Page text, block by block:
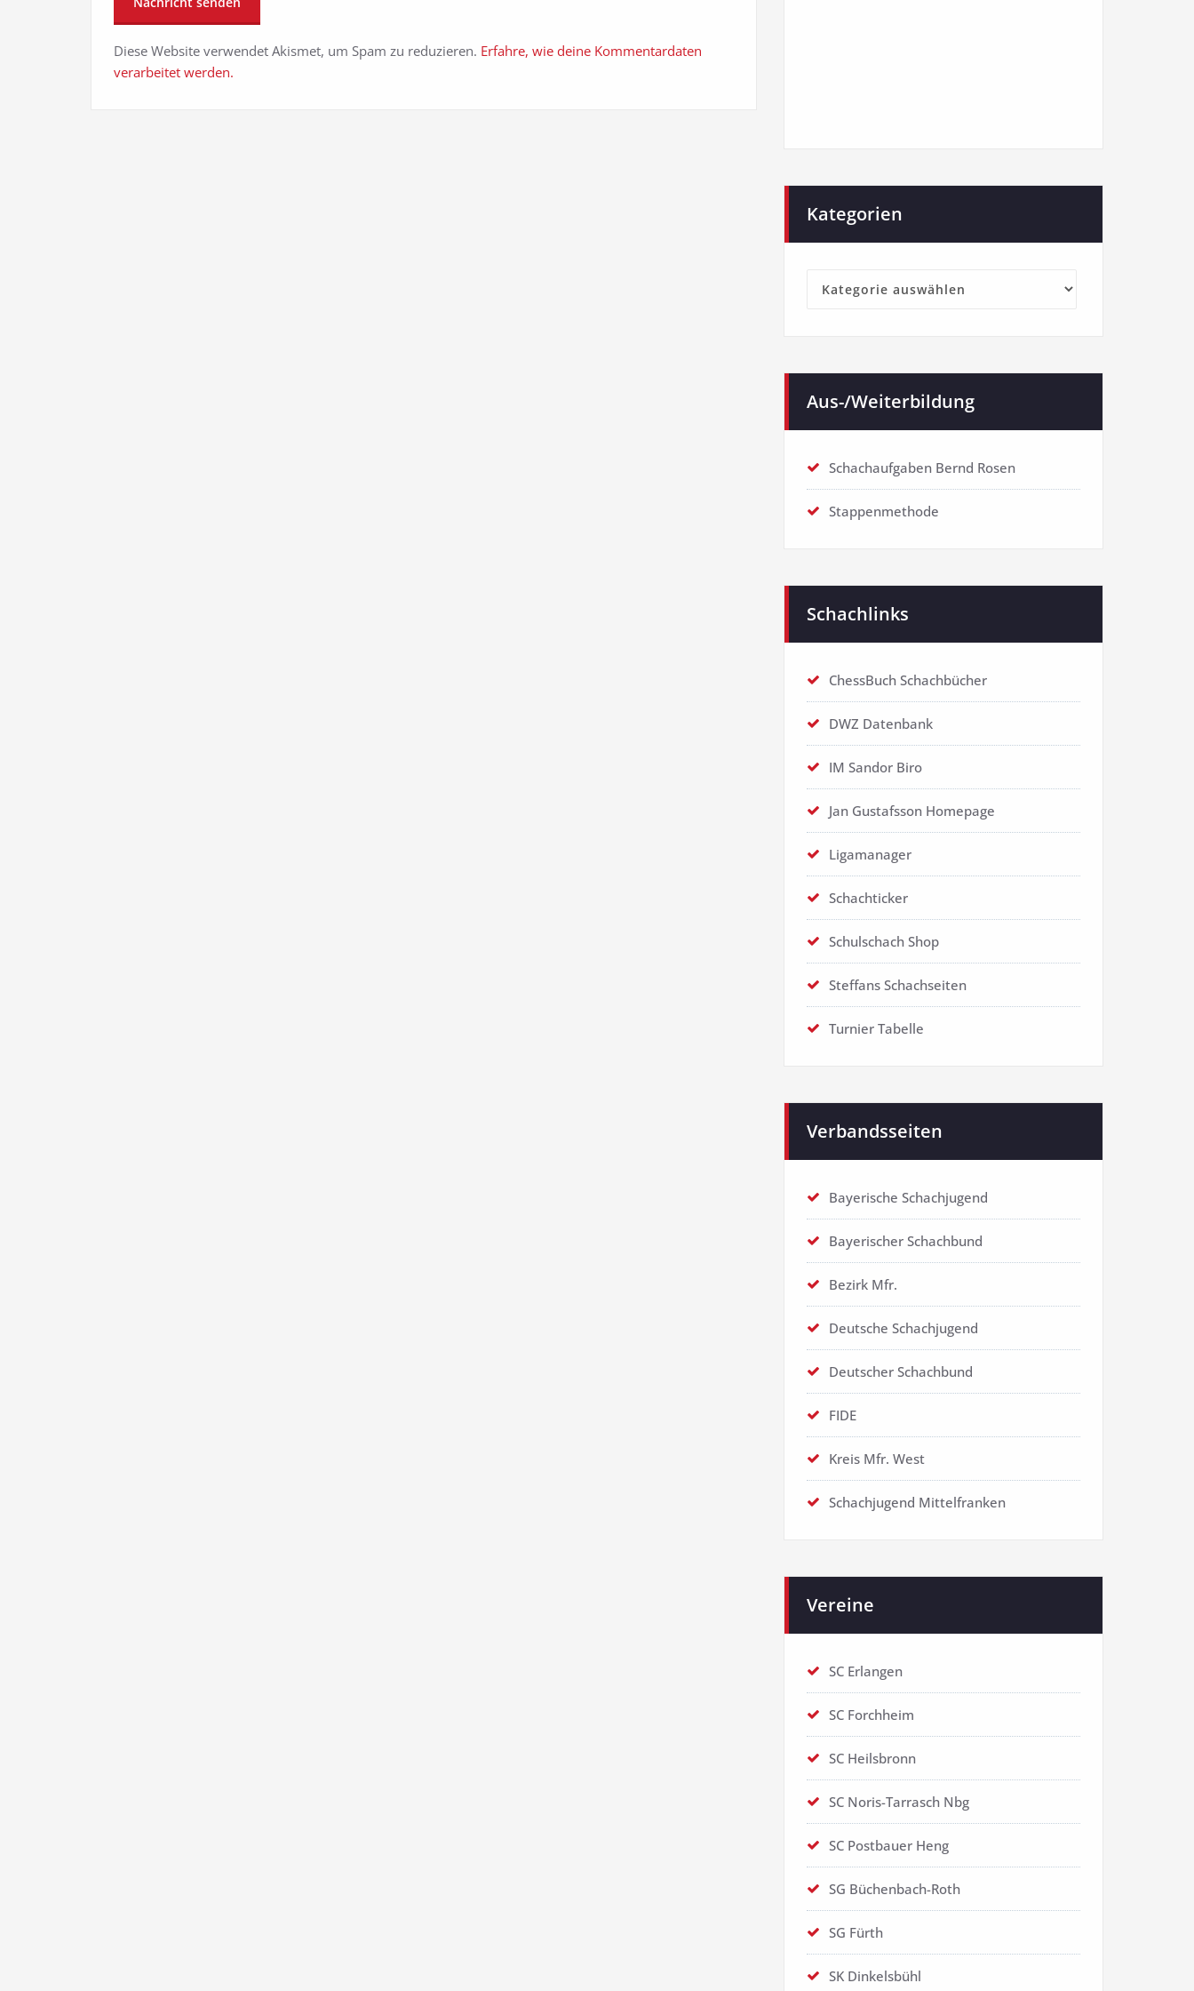
Diese Website verwendet Akismet, um Spam zu reduzieren. Erfahre, wie deine Kommentardaten
verarbeitet werden.
Kategorien
Kategorien
Aus-/Weiterbildung
Schachaufgaben Bernd Rosen
Stappenmethode
Schachlinks
ChessBuch Schachbücher
DWZ Datenbank
IM Sandor Biro
Jan Gustafsson Homepage
Ligamanager
Schachticker
Schulschach Shop
Steffans Schachseiten
Turnier Tabelle
Verbandsseiten
Bayerische Schachjugend
Bayerischer Schachbund
Bezirk Mfr.
Deutsche Schachjugend
Deutscher Schachbund
FIDE
Kreis Mfr. West
Schachjugend Mittelfranken
Vereine
SC Erlangen
SC Forchheim
SC Heilsbronn
SC Noris-Tarrasch Nbg
SC Postbauer Heng
SG Büchenbach-Roth
SG Fürth
SK Dinkelsbühl